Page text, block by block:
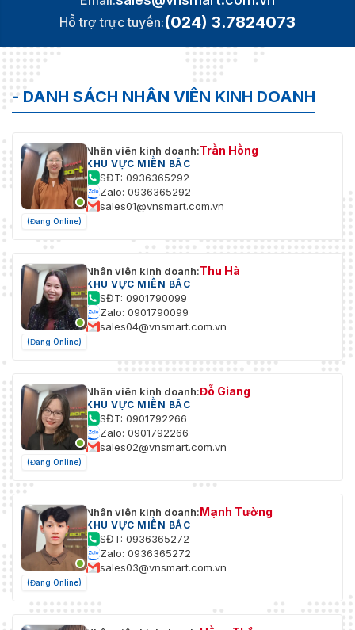
Hỗ trợ trực tuyến:(024) 3.7824073
- DANH SÁCH NHÂN VIÊN KINH DOANH
(Đang Online)
Nhân viên kinh doanh:Trần Hồng
KHU VỰC MIỀN BẮC
SĐT: 0936365292
Zalo: 0936365292
sales01@vnsmart.com.vn
(Đang Online)
Nhân viên kinh doanh:Thu Hà
KHU VỰC MIỀN BẮC
SĐT: 0901790099
Zalo: 0901790099
sales04@vnsmart.com.vn
(Đang Online)
Nhân viên kinh doanh:Đỗ Giang
KHU VỰC MIỀN BẮC
SĐT: 0901792266
Zalo: 0901792266
sales02@vnsmart.com.vn
(Đang Online)
Nhân viên kinh doanh:Mạnh Tường
KHU VỰC MIỀN BẮC
SĐT: 0936365272
Zalo: 0936365272
sales03@vnsmart.com.vn